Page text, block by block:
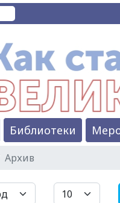
Библиотеки
Архив
Кол-во строк: